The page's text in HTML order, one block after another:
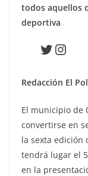
todos aquellos
deportiva
Twitter
Redacción El
El municipio de
convertirse en
la sexta edición
tendrá lugar el
en la